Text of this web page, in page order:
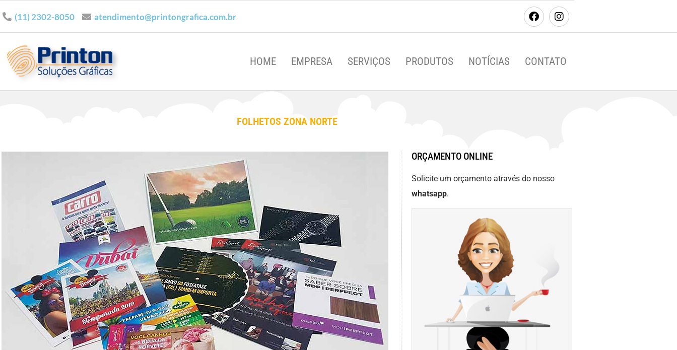
(11) 2302-8050 atendimento@printongrafica.com.br
HOME EMPRESA SERVIÇOS PRODUTOS NOTÍCIAS CONTATO
FOLHETOS ZONA NORTE
ORÇAMENTO ONLINE
Solicite um orçamento através do nosso
whatsapp.